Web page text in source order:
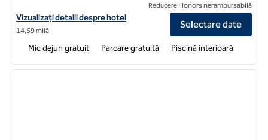
Vizualizați detaliile hotelului Hampton Inn & Suites St. Paul Oakdale/
Vizualizați detalii despre hotel
14,59 milă
Reducere Honors nerambursabilă
Selectare date
Mic dejun gratuit Parcare gratuită Piscină interioară
1 din 11